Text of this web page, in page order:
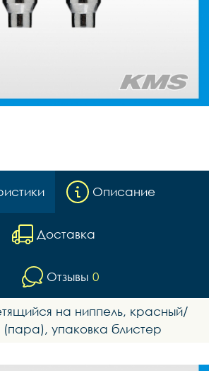
Описание
Доставка
Отзывы 0
на ниппель, красный/
(пара), упаковка блистер